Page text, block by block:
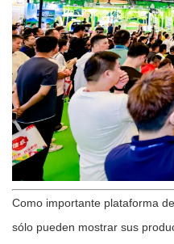
Como importante plataforma
sólo pueden mostrar sus